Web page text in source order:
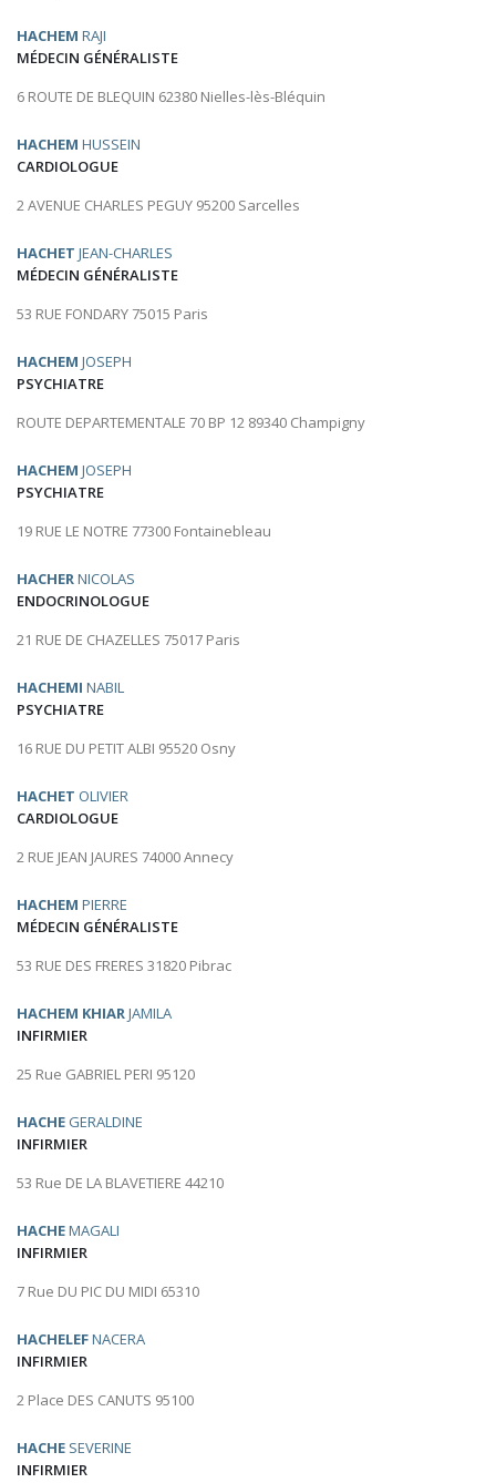
HACHEM RAJI
MÉDECIN GÉNÉRALISTE
6 ROUTE DE BLEQUIN 62380 Nielles-lès-Bléquin
HACHEM HUSSEIN
CARDIOLOGUE
2 AVENUE CHARLES PEGUY 95200 Sarcelles
HACHET JEAN-CHARLES
MÉDECIN GÉNÉRALISTE
53 RUE FONDARY 75015 Paris
HACHEM JOSEPH
PSYCHIATRE
ROUTE DEPARTEMENTALE 70 BP 12 89340 Champigny
HACHEM JOSEPH
PSYCHIATRE
19 RUE LE NOTRE 77300 Fontainebleau
HACHERNICOLAS
ENDOCRINOLOGUE
21 RUE DE CHAZELLES 75017 Paris
HACHEMI NABIL
PSYCHIATRE
16 RUE DU PETIT ALBI 95520 Osny
HACHET OLIVIER
CARDIOLOGUE
2 RUE JEAN JAURES 74000 Annecy
HACHEM PIERRE
MÉDECIN GÉNÉRALISTE
53 RUE DES FRERES 31820 Pibrac
HACHEM KHIARJAMILA
INFIRMIER
25 Rue GABRIEL PERI 95120
HACHE GERALDINE
INFIRMIER
53 Rue DE LA BLAVETIERE 44210
HACHEMAGALI
INFIRMIER
7 Rue DU PIC DU MIDI 65310
HACHELEFNACERA
INFIRMIER
2 Place DES CANUTS 95100
HACHE SEVERINE
INFIRMIER